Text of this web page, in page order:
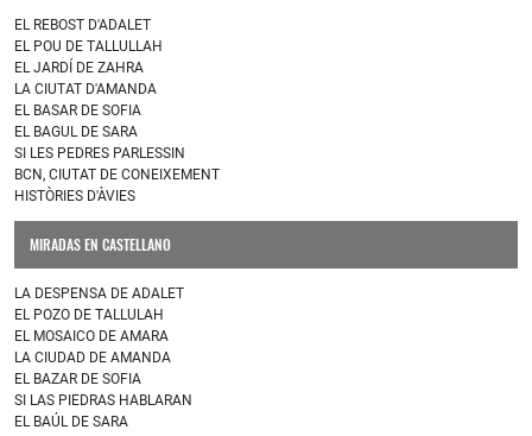
EL REBOST D'ADALET
EL POU DE TALLULLAH
EL JARDÍ DE ZAHRA
LA CIUTAT D'AMANDA
EL BASAR DE SOFIA
EL BAGUL DE SARA
SI LES PEDRES PARLESSIN
BCN, CIUTAT DE CONEIXEMENT
HISTÒRIES D'ÀVIES
MIRADAS EN CASTELLANO
LA DESPENSA DE ADALET
EL POZO DE TALLULAH
EL MOSAICO DE AMARA
LA CIUDAD DE AMANDA
EL BAZAR DE SOFIA
SI LAS PIEDRAS HABLARAN
EL BAÚL DE SARA